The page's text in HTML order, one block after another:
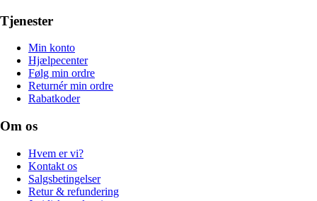
Tjenester
Min konto
Hjælpecenter
Følg min ordre
Returnér min ordre
Rabatkoder
Om os
Hvem er vi?
Kontakt os
Salgsbetingelser
Retur & refundering